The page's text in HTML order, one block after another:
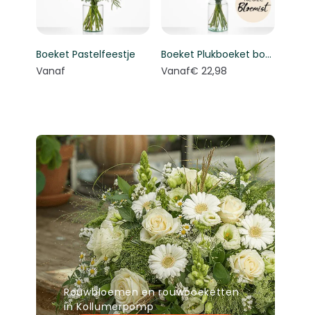
Boeket Pastelfeestje
Vanaf
Boeket Plukboeket bont - Keuze bloemist
Vanaf€ 22,98
Rouwbloemen en rouwboeketten
in Kollumerpomp